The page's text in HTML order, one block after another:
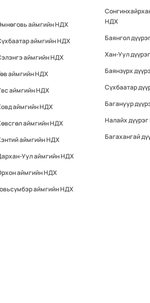
аймгийн НДХ
аймгийн НДХ
аймгийн НДХ
аймгийн НДХ
аймгийн НДХ
аймгийн НДХ
аймгийн НДХ
аймгийн НДХ
Уул аймгийн НДХ
аймгийн НДХ
аймгийн НДХ
НДХ
Баянгол
Хан-Уул
Баянзүрх
Сүхбаатар
Багануур
Налайх
Багахангай